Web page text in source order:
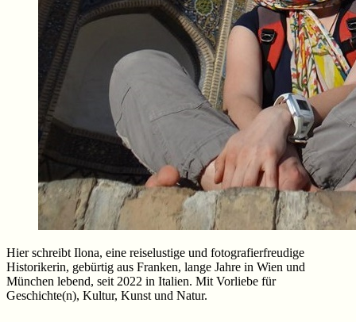
Hier schreibt Ilona, eine reiselustige und fotografierfreudige
Historikerin, gebürtig aus Franken, lange Jahre in Wien und
München lebend, seit 2022 in Italien. Mit Vorliebe für
Geschichte(n), Kultur, Kunst und Natur.